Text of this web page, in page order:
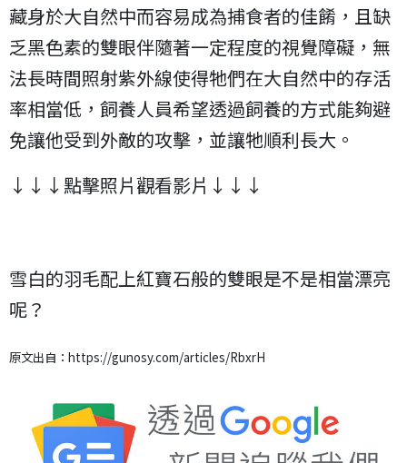
藏身於大自然中而容易成為捕食者的佳餚，且缺
乏黑色素的雙眼伴隨著一定程度的視覺障礙，無
法長時間照射紫外線使得牠們在大自然中的存活
率相當低，飼養人員希望透過飼養的方式能夠避
免讓他受到外敵的攻擊，並讓牠順利長大。
↓↓↓點擊照片觀看影片↓↓↓
雪白的羽毛配上紅寶石般的雙眼是不是相當漂亮
呢？
原文出自：https://gunosy.com/articles/RbxrH